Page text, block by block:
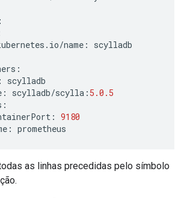
:
. io/name :
scylladb
:
:
scylladb
: scylladb/scylla : 5.0.5
:
: 9180
: prometheus
as linhas precedidas pelo símbolo